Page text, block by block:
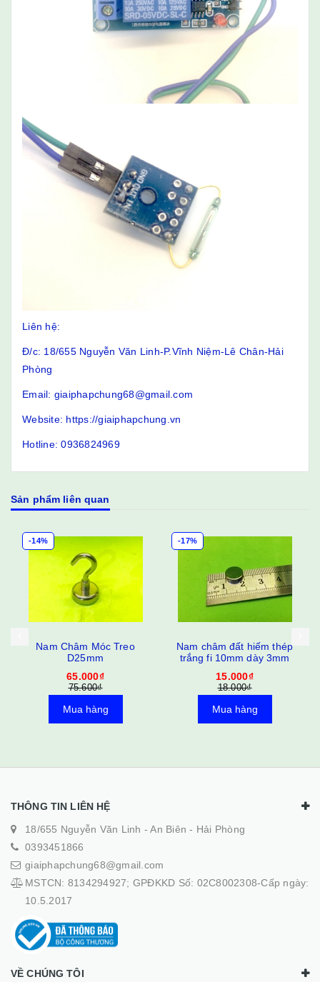
Liên hệ:
Đ/c: 18/655 Nguyễn Văn Linh-P.Vĩnh Niệm-Lê Chân-Hải
Phòng
Email: giaiphapchung68@gmail.com
Website: https://giaiphapchung.vn
Hotline: 0936824969
Sản phẩm liên quan
-14%
Nam Châm Móc Treo
D25mm
65.000₫
75.600₫
Mua hàng
-17%
Nam châm đất hiếm thép
trắng fi 10mm dày 3mm
15.000₫
18.000₫
Mua hàng
THÔNG TIN LIÊN HỆ
18/655 Nguyễn Văn Linh - An Biên - Hải Phòng
0393451866
giaiphapchung68@gmail.com
MSTCN: 8134294927; GPĐKKD Số: 02C8002308-Cấp ngày:
10.5.2017
VỀ CHÚNG TÔI